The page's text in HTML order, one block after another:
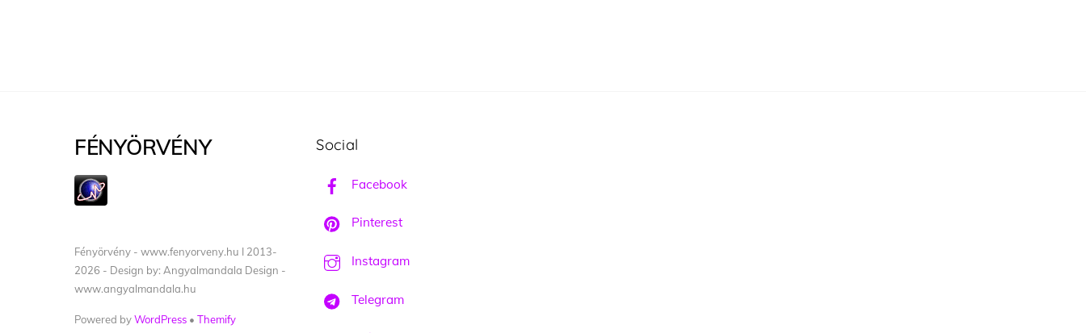
FÉNYÖRVÉNY
Fényörvény - www.fenyorveny.hu I 2013-
2026 - Design by: Angyalmandala Design -
www.angyalmandala.hu
Powered byWordPress • Themify
Social
Facebook
Pinterest
Instagram
Telegram